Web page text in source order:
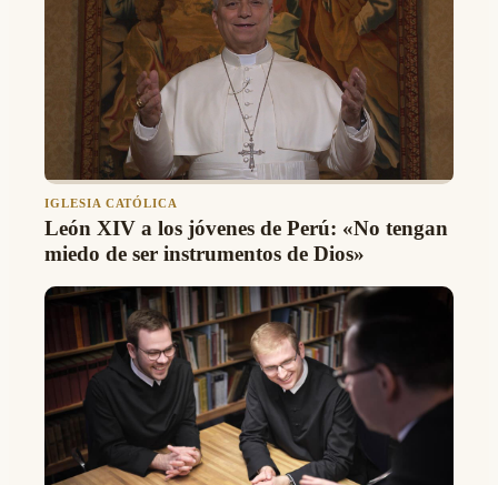
IGLESIA CATÓLICA
León XIV a los jóvenes de Perú: «No tengan
miedo de ser instrumentos de Dios»